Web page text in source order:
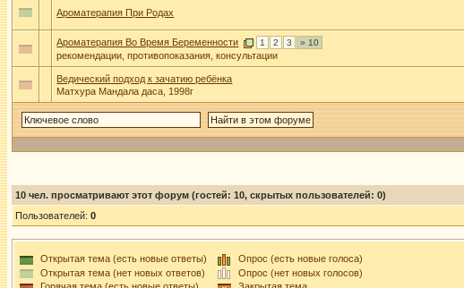
Ароматерапия При Родах
Ароматерапия Во Время Беременности 1 2 3 » 10
рекомендации, противопоказания, консультации
Ведический подход к зачатию ребёнка
Матхура Мандала даса, 1998г
10 чел. просматривают этот форум (гостей: 10, скрытых пользователей: 0)
Пользователей:0
Открытая тема (есть новые ответы)
Открытая тема (нет новых ответов)
Опрос (есть новые голоса)
Опрос (нет новых голосов)